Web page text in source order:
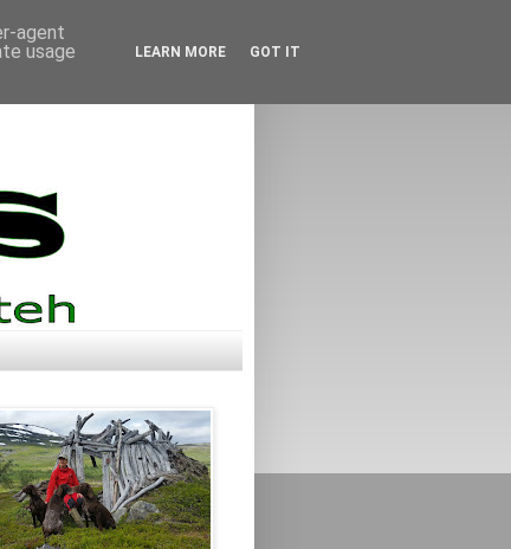
agent
usage
LEARN MORE GOT IT